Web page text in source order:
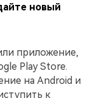
новый
приложение,
Play Store.
на Android и
к